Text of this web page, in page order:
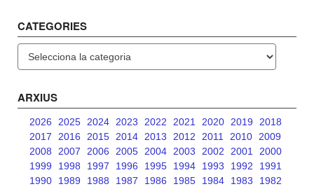
CATEGORIES
ARXIUS
2026 2025 2024 2023 2022 2021 2020 2019
2018
2017
2016 2015 2014 2013 2012 2011 2010
2009
2008
2007 2006 2005 2004 2003 2002 2001
2000
1999
1998 1997 1996 1995 1994 1993 1992
1991
1990
1989 1988 1987 1986 1985 1984 1983
1982